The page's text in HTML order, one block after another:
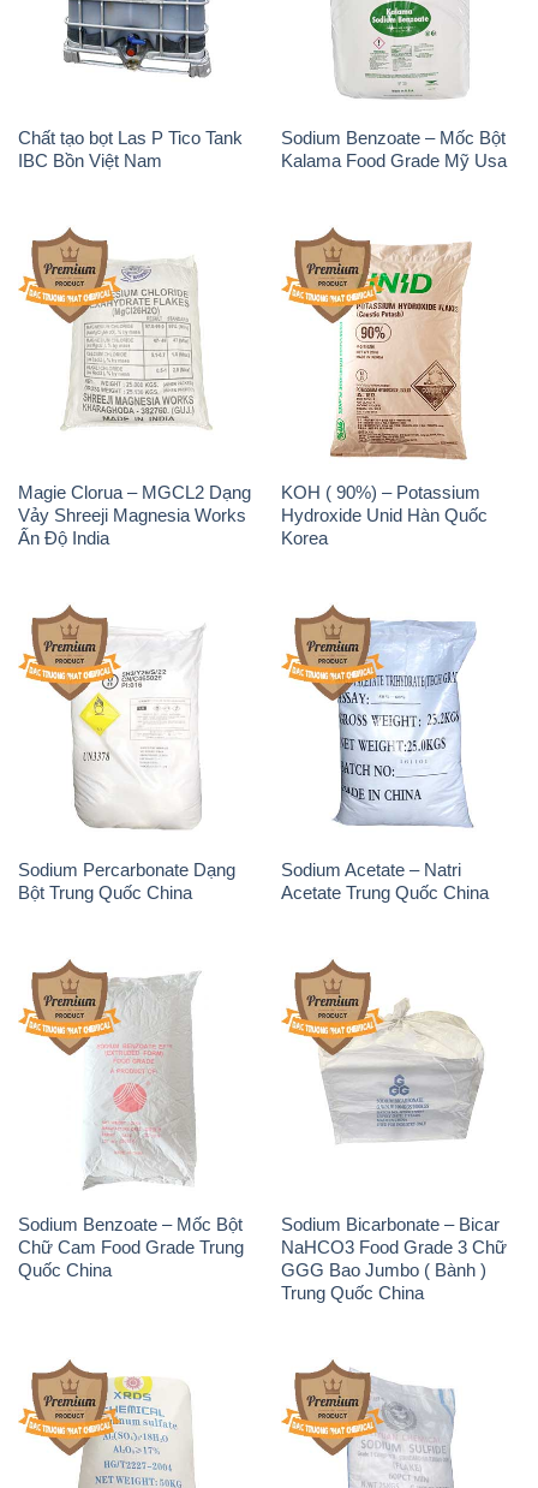
Chất tạo bọt Las P Tico Tank
IBC Bồn Việt Nam
Sodium Benzoate – Mốc Bột
Kalama Food Grade Mỹ Usa
Magie Clorua – MGCL2 Dạng
Vảy Shreeji Magnesia Works
Ấn Độ India
KOH ( 90%) – Potassium
Hydroxide Unid Hàn Quốc
Korea
Sodium Percarbonate Dạng
Bột Trung Quốc China
Sodium Acetate – Natri
Acetate Trung Quốc China
Sodium Benzoate – Mốc Bột
Chữ Cam Food Grade Trung
Quốc China
Sodium Bicarbonate – Bicar
NaHCO3 Food Grade 3 Chữ
GGG Bao Jumbo ( Bành )
Trung Quốc China